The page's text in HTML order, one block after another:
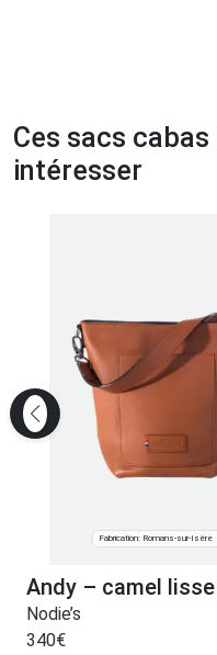
Ces sacs
intéresser
Fabrication: Romans-sur-Isère
Andy – camel lisse
Nodie’s
340€